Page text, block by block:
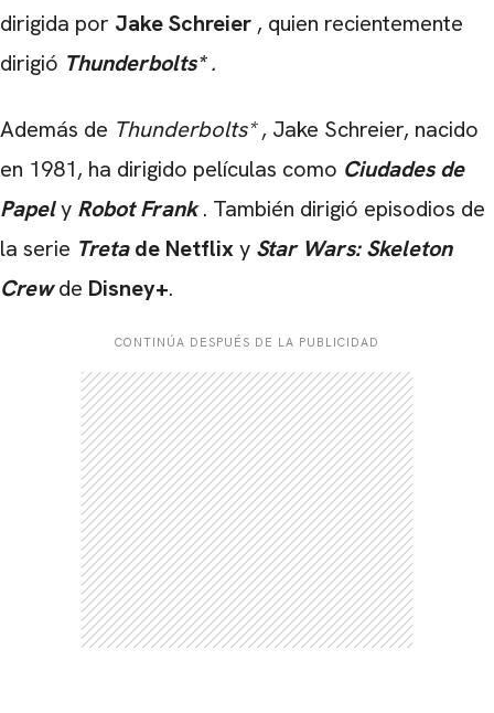
dirigida por Jake Schreier , quien recientemente
dirigió Thunderbolts*.
Además de Thunderbolts*, Jake Schreier, nacido
en 1981, ha dirigido películas como Ciudades de
Papely Robot Frank. También dirigió episodios de
la serie Treta de Netflixy Star Wars: Skeleton
Crewde Disney+.
CONTINÚA DESPUÉS DE LA PUBLICIDAD